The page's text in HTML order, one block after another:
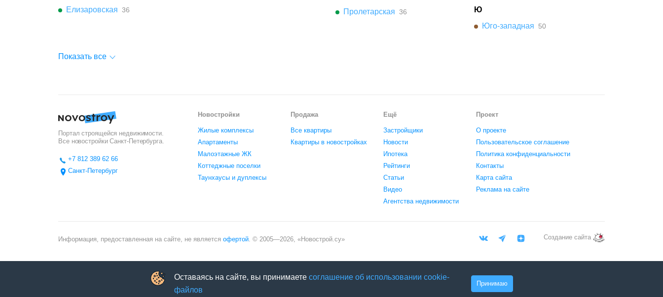
Елизаровская 36 Пролетарская 36
Ю
Юго-западная
50
Показать все
Портал строящейся недвижимости.
Все новостройкиСанкт-Петербурга.
+7 812 389 62 66
Санкт-Петербург
Новостройки
Жилые комплексы
Апартаменты
Малоэтажные ЖК
Коттеджные поселки
Таунхаусы и дуплексы
Продажа
Все квартиры
Квартиры в новостройках
Ещё
Застройщики
Новости
Ипотека
Рейтинги
Статьи
Видео
Агентства недвижимости
Проект
О проекте
Пользовательское соглашение
Политика конфиденциальности
Контакты
Карта сайта
Реклама на сайте
Информация, предоставленная на сайте, не является офертой. © 2005—2026, «Новострой.су» Создание сайта
Оставаясь на сайте, вы принимаете соглашение об использовании cookie-
файлов
Принимаю